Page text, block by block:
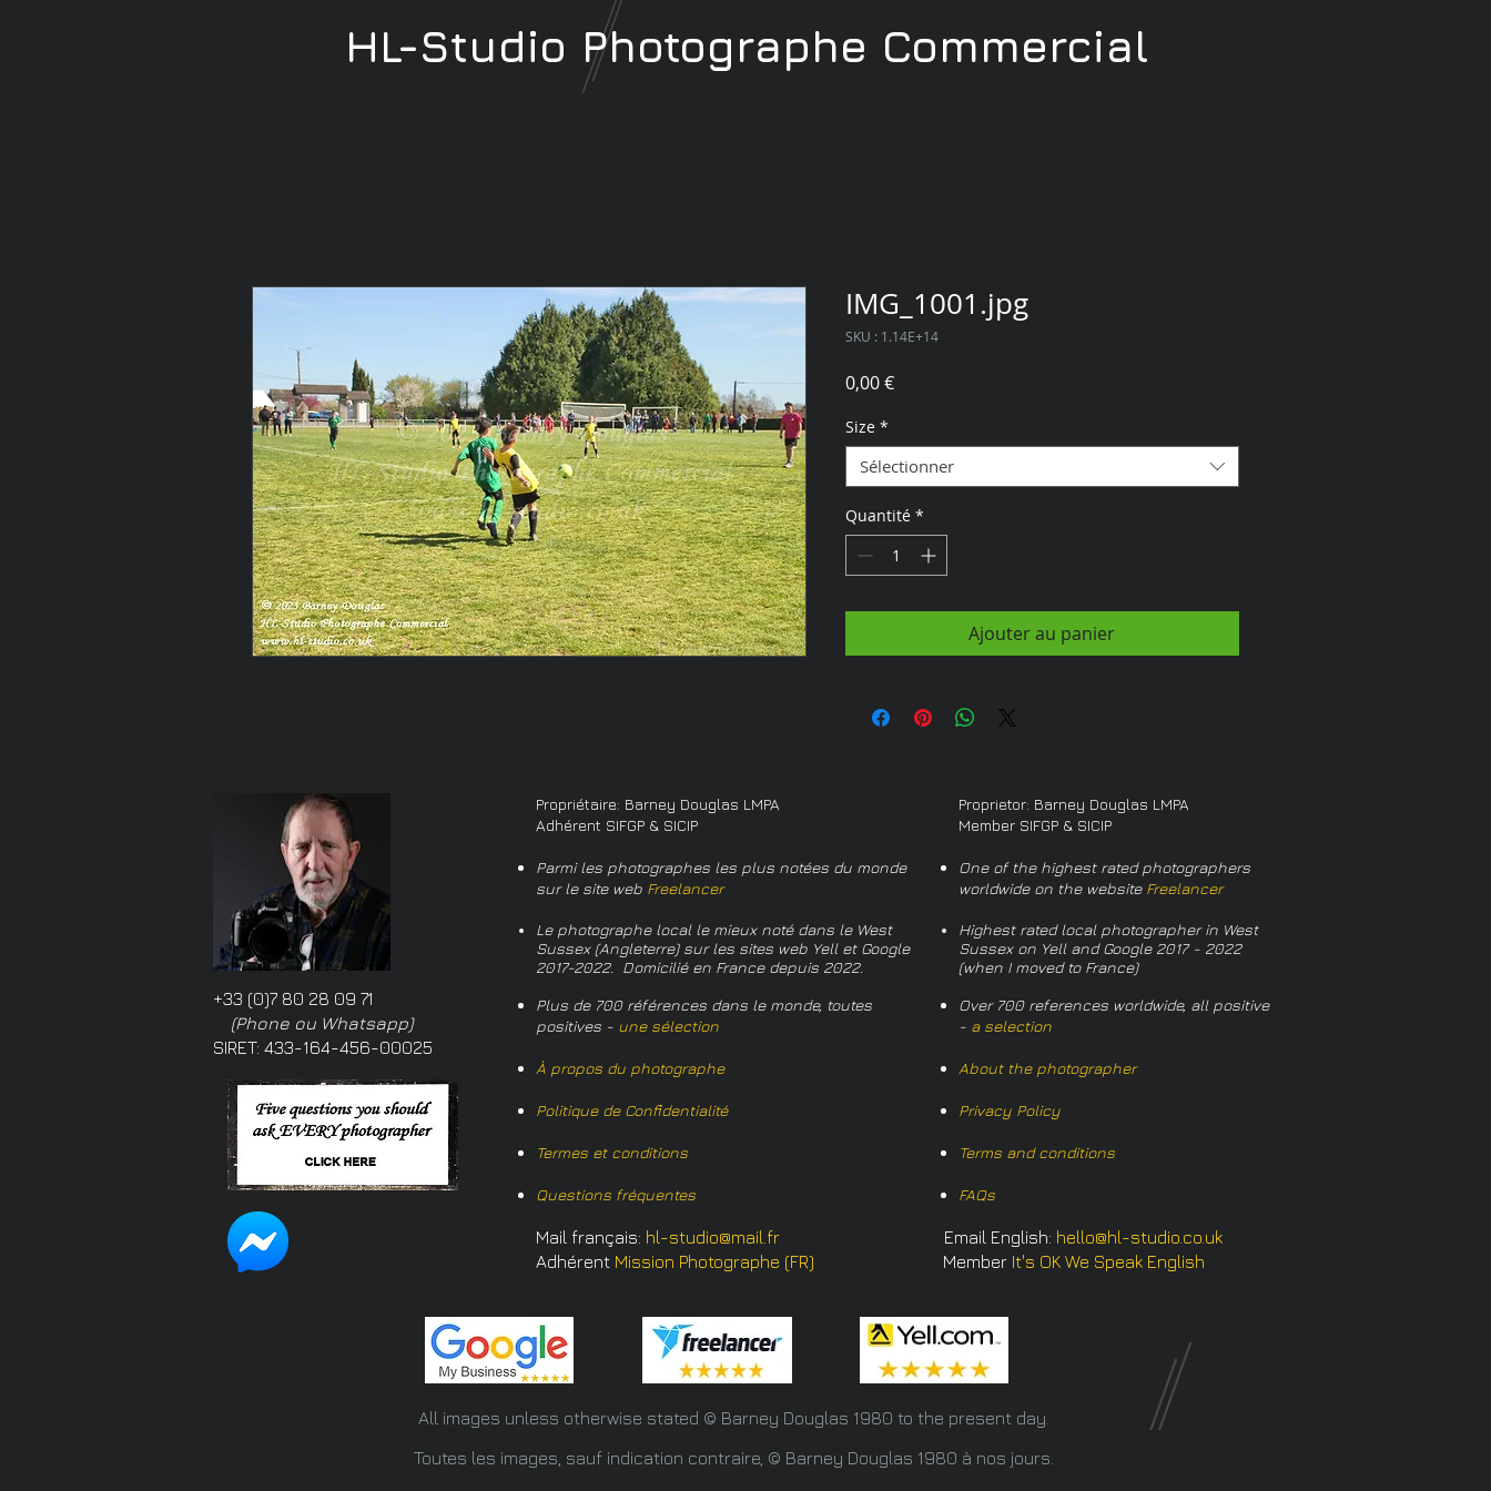
IMG_1001.jpg
SKU : 1.14E+14
0,00 €Prix
Size *
Sélectionner
Quantité *
Ajouter au panier
HL-Studio Photographe Commercial
+33 (0)7 80 28 09 71
(Phone ou Whatsapp)
SIRET: 433-164-456-00025
Propriétaire: Barney Douglas LMPA
Adhérent SIFGP & SICIP
Parmi les photographes les plus notées du monde
sur le site web Freelancer
Le photographe local le mieux noté dans le West
Sussex (Angleterre) sur les sites web Yell et Google
2017-2022. Domicilié en France depuis 2022.
Plus de 700 références dans le monde, toutes
positives - une sélection
À propos du photographe
Politique de Confidentialité
Termes et conditions
Questions fréquentes
Proprietor: Barney Douglas LMPA
Member SIFGP & SICIP
One of the highest rated photographers
worldwide on the website Freelancer
Highest rated local photographer in West
Sussex on Yell and Google 2017 - 2022
(when I moved to France)
Over 700 references worldwide, all positive
- a selection
About the photographer
Privacy Policy
Terms and conditions
FAQs
Mail français: hl-studio@mail.fr Email English: hello@hl-studio.co.uk
Adhérent Mission Photographe (FR) Member It's OK We Speak English
All images unless otherwise stated © Barney Douglas 1980 to the present day.
Toutes les images, sauf indication contraire, © Barney Douglas 1980 à nos jours.